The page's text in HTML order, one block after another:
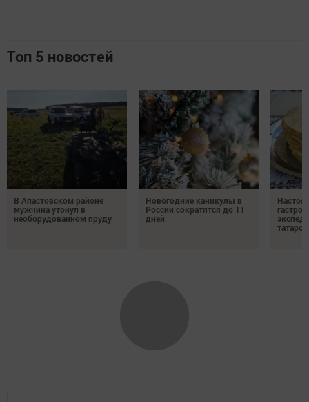
Топ 5 новостей
В Апастовском районе
мужчина утонул в
необорудованном пруду
Новогодние каникулы в
России сократятся до 11
дней